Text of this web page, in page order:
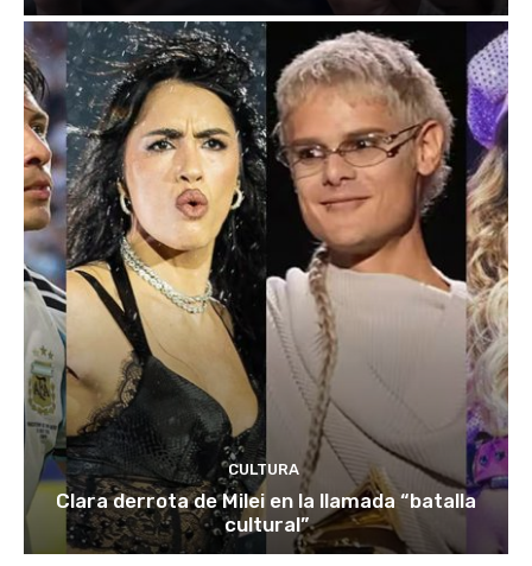
CULTURA
Clara derrota de Milei en la llamada “batalla
cultural”